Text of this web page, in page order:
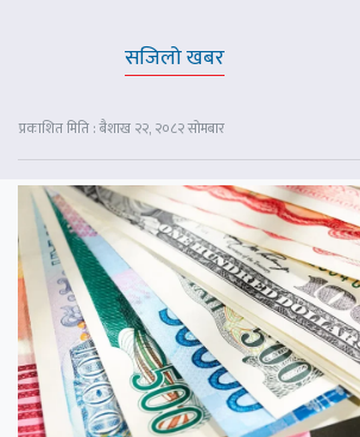
सजिलो खबर
प्रकाशित मिति : बैशाख २२, २०८२ सोमबार